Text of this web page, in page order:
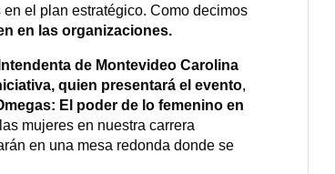
el plan estratégico. Como decimos
en las organizaciones.
de Montevideo Carolina
quien presentará el evento,
El poder de lo femenino en
mujeres en nuestra carrera
en una mesa redonda donde se